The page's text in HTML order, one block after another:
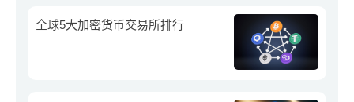
全球5大加密货币交易所排行